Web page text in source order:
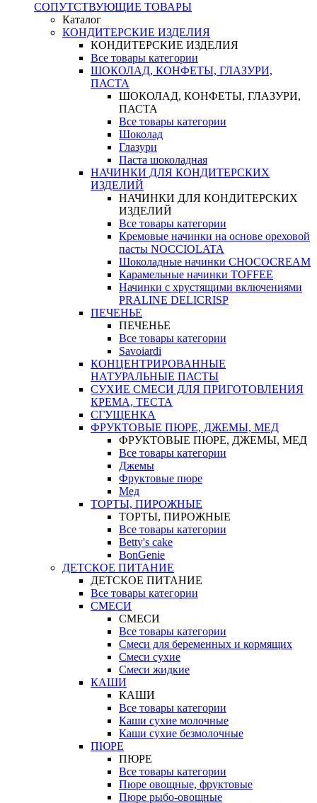
СОПУТСТВУЮЩИЕ ТОВАРЫ
Каталог
КОНДИТЕРСКИЕ ИЗДЕЛИЯ
КОНДИТЕРСКИЕ ИЗДЕЛИЯ
Все товары категории
ШОКОЛАД, КОНФЕТЫ, ГЛАЗУРИ,
ПАСТА
ШОКОЛАД, КОНФЕТЫ, ГЛАЗУРИ,
ПАСТА
Все товары категории
Шоколад
Глазури
Паста шоколадная
НАЧИНКИ ДЛЯ КОНДИТЕРСКИХ
ИЗДЕЛИЙ
НАЧИНКИ ДЛЯ КОНДИТЕРСКИХ
ИЗДЕЛИЙ
Все товары категории
Кремовые начинки на основе ореховой
пасты NOCCIOLATA
Шоколадные начинки CHOCOCREAM
Карамельные начинки TOFFEE
Начинки с хрустящими включениями
PRALINE DELICRISP
ПЕЧЕНЬЕ
ПЕЧЕНЬЕ
Все товары категории
Savoiardi
КОНЦЕНТРИРОВАННЫЕ
НАТУРАЛЬНЫЕ ПАСТЫ
СУХИЕ СМЕСИ ДЛЯ ПРИГОТОВЛЕНИЯ
КРЕМА, ТЕСТА
СГУЩЕНКА
ФРУКТОВЫЕ ПЮРЕ, ДЖЕМЫ, МЕД
ФРУКТОВЫЕ ПЮРЕ, ДЖЕМЫ, МЕД
Все товары категории
Джемы
Фруктовые пюре
Мед
ТОРТЫ, ПИРОЖНЫЕ
ТОРТЫ, ПИРОЖНЫЕ
Все товары категории
Betty's cake
BonGenie
ДЕТСКОЕ ПИТАНИЕ
ДЕТСКОЕ ПИТАНИЕ
Все товары категории
СМЕСИ
СМЕСИ
Все товары категории
Смеси для беременных и кормящих
Смеси сухие
Смеси жидкие
КАШИ
КАШИ
Все товары категории
Каши сухие молочные
Каши сухие безмолочные
ПЮРЕ
ПЮРЕ
Все товары категории
Пюре овощные, фруктовые
Пюре рыбо-овощные